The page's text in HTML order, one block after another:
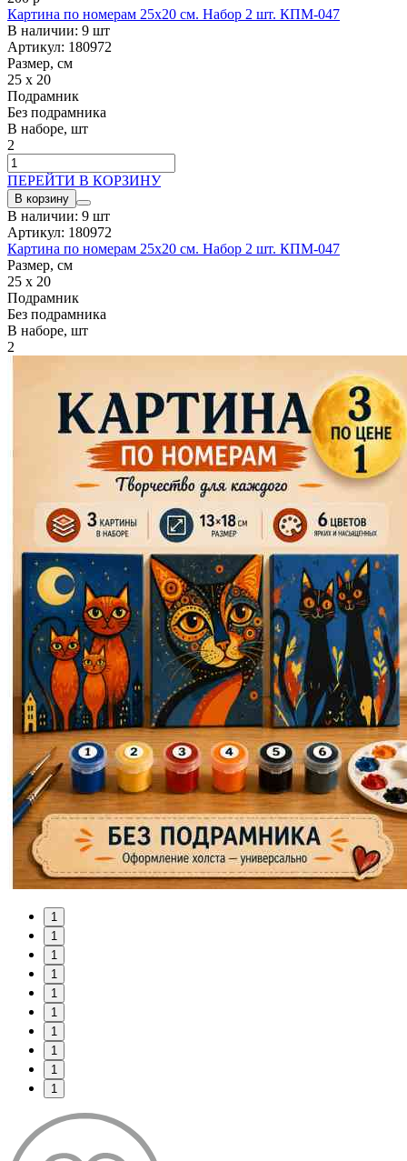
Картина по номерам 25x20 см. Набор 2 шт. КПМ-047
В наличии: 9 шт
Артикул: 180972
Размер, см
25 x 20
Подрамник
Без подрамника
В наборе, шт
2
ПЕРЕЙТИ В КОРЗИНУ
В корзину
В наличии: 9 шт
Артикул: 180972
Картина по номерам 25x20 см. Набор 2 шт. КПМ-047
Размер, см
25 x 20
Подрамник
Без подрамника
В наборе, шт
2
1
1
1
1
1
1
1
1
1
1